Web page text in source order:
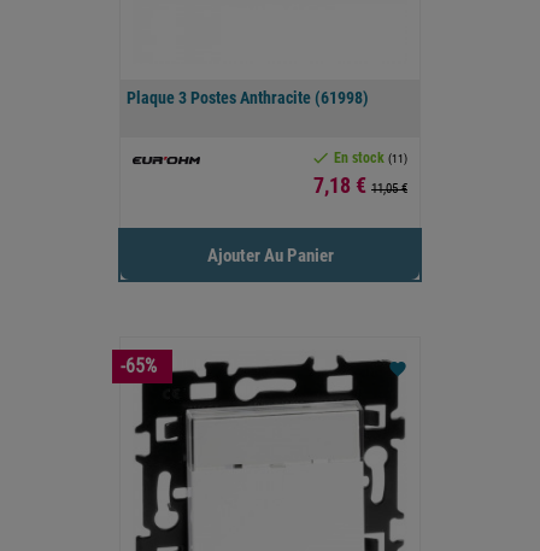
Plaque 3 Postes Anthracite (61998)
 En stock (11)
Prix
7,18 € 11,05 €
Ajouter Au Panier
favorite
-65%